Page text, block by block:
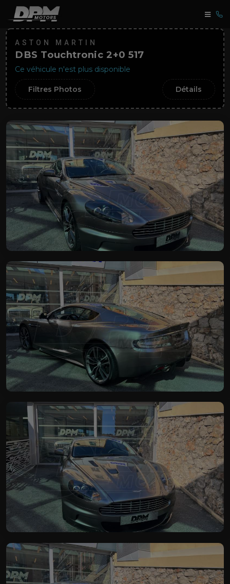
ASTON MARTIN
DBS Touchtronic 2+0 517
Ce véhicule n'est plus disponible
Filtres Photos Détails